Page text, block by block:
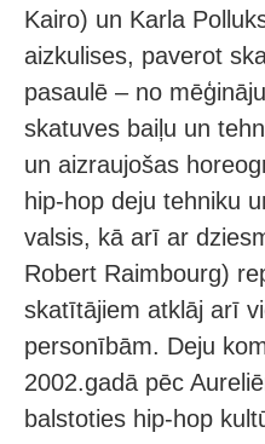
Kairo) un Karla
aizkulises, paverot
pasaulē – no
skatuves baiļu un
un aizraujošas
hip-hop deju tehniku
valsis, kā arī ar
Robert Raimbourg)
skatītājiem atklāj arī
personībām. Deju
2002.gadā pēc
balstoties hip-hop